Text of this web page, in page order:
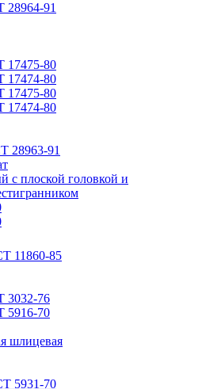
91
17475-80
17474-80
17475-80
17474-80
28963-91
с плоской головкой и
11860-85
3032-76
5916-70
шлицевая
5931-70